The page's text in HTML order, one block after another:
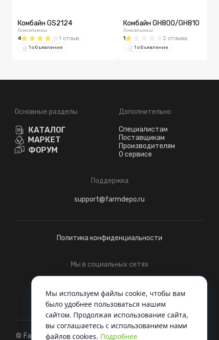
Комбайн GS2124
Гомсельмаш
4 1 отзыв;
1 объявление
Комбайн GH800/GH810
Гомсельмаш
1 2 отзыва;
1 объявление
Основные разделы
КАТАЛОГ
МАРКЕТ
ФОРУМ
Дополнительно
Специалистам
Поставщикам
Производителям
О сервисе
Поддержка
support@farmdepo.ru
Политика конфиденциальности
Мы в социальных сетях
© FarmDepo, 2022 - Когда вся техника под одной крышей
Мы используем файлы cookie, чтобы вам
было удобнее пользоваться нашим
сайтом. Продолжая использование сайта,
вы соглашаетесь c использованием нами
файлов cookies. Подробнее